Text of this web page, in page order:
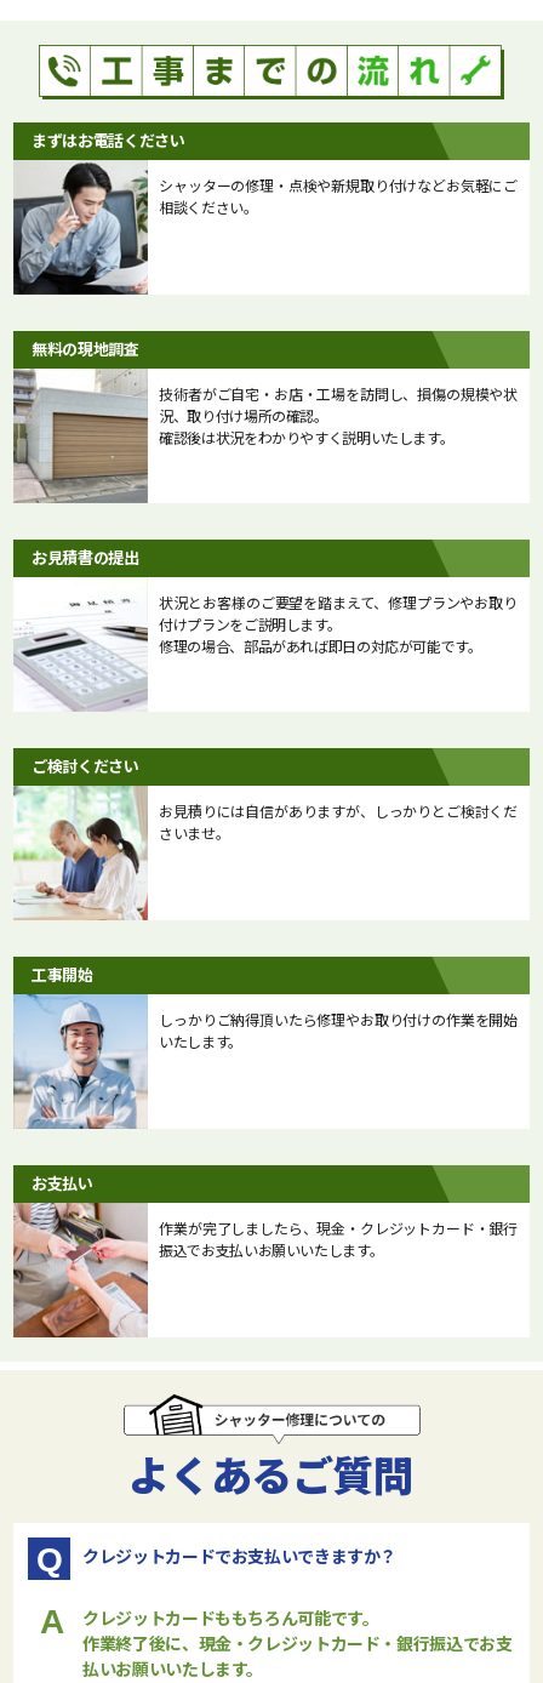
まずはお電話ください
シャッターの修理・点検や新規取り付けなどお気軽にご
相談ください。
無料の現地調査
技術者がご自宅・お店・工場を訪問し、損傷の規模や状
況、取り付け場所の確認。
確認後は状況をわかりやすく説明いたします。
お見積書の提出
状況とお客様のご要望を踏まえて、修理プランやお取り
付けプランをご説明します。
修理の場合、部品があれば即日の対応が可能です。
ご検討ください
お見積りには自信がありますが、しっかりとご検討くだ
さいませ。
工事開始
しっかりご納得頂いたら修理やお取り付けの作業を開始
いたします。
お支払い
作業が完了しましたら、現金・クレジットカード・銀行
振込でお支払いお願いいたします。
よくあるご質問
Q クレジットカードでお支払いできますか？
A
クレジットカードももちろん可能です。
作業終了後に、現金・クレジットカード・銀行振込でお支
払いお願いいたします。